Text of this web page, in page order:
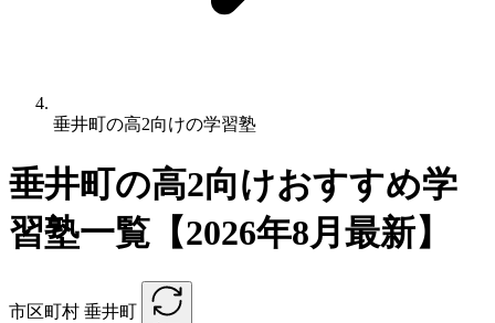
垂井町の高2向けの学習塾
垂井町の高2向けおすすめ学
習塾一覧【2026年8月最新】
市区町村 垂井町